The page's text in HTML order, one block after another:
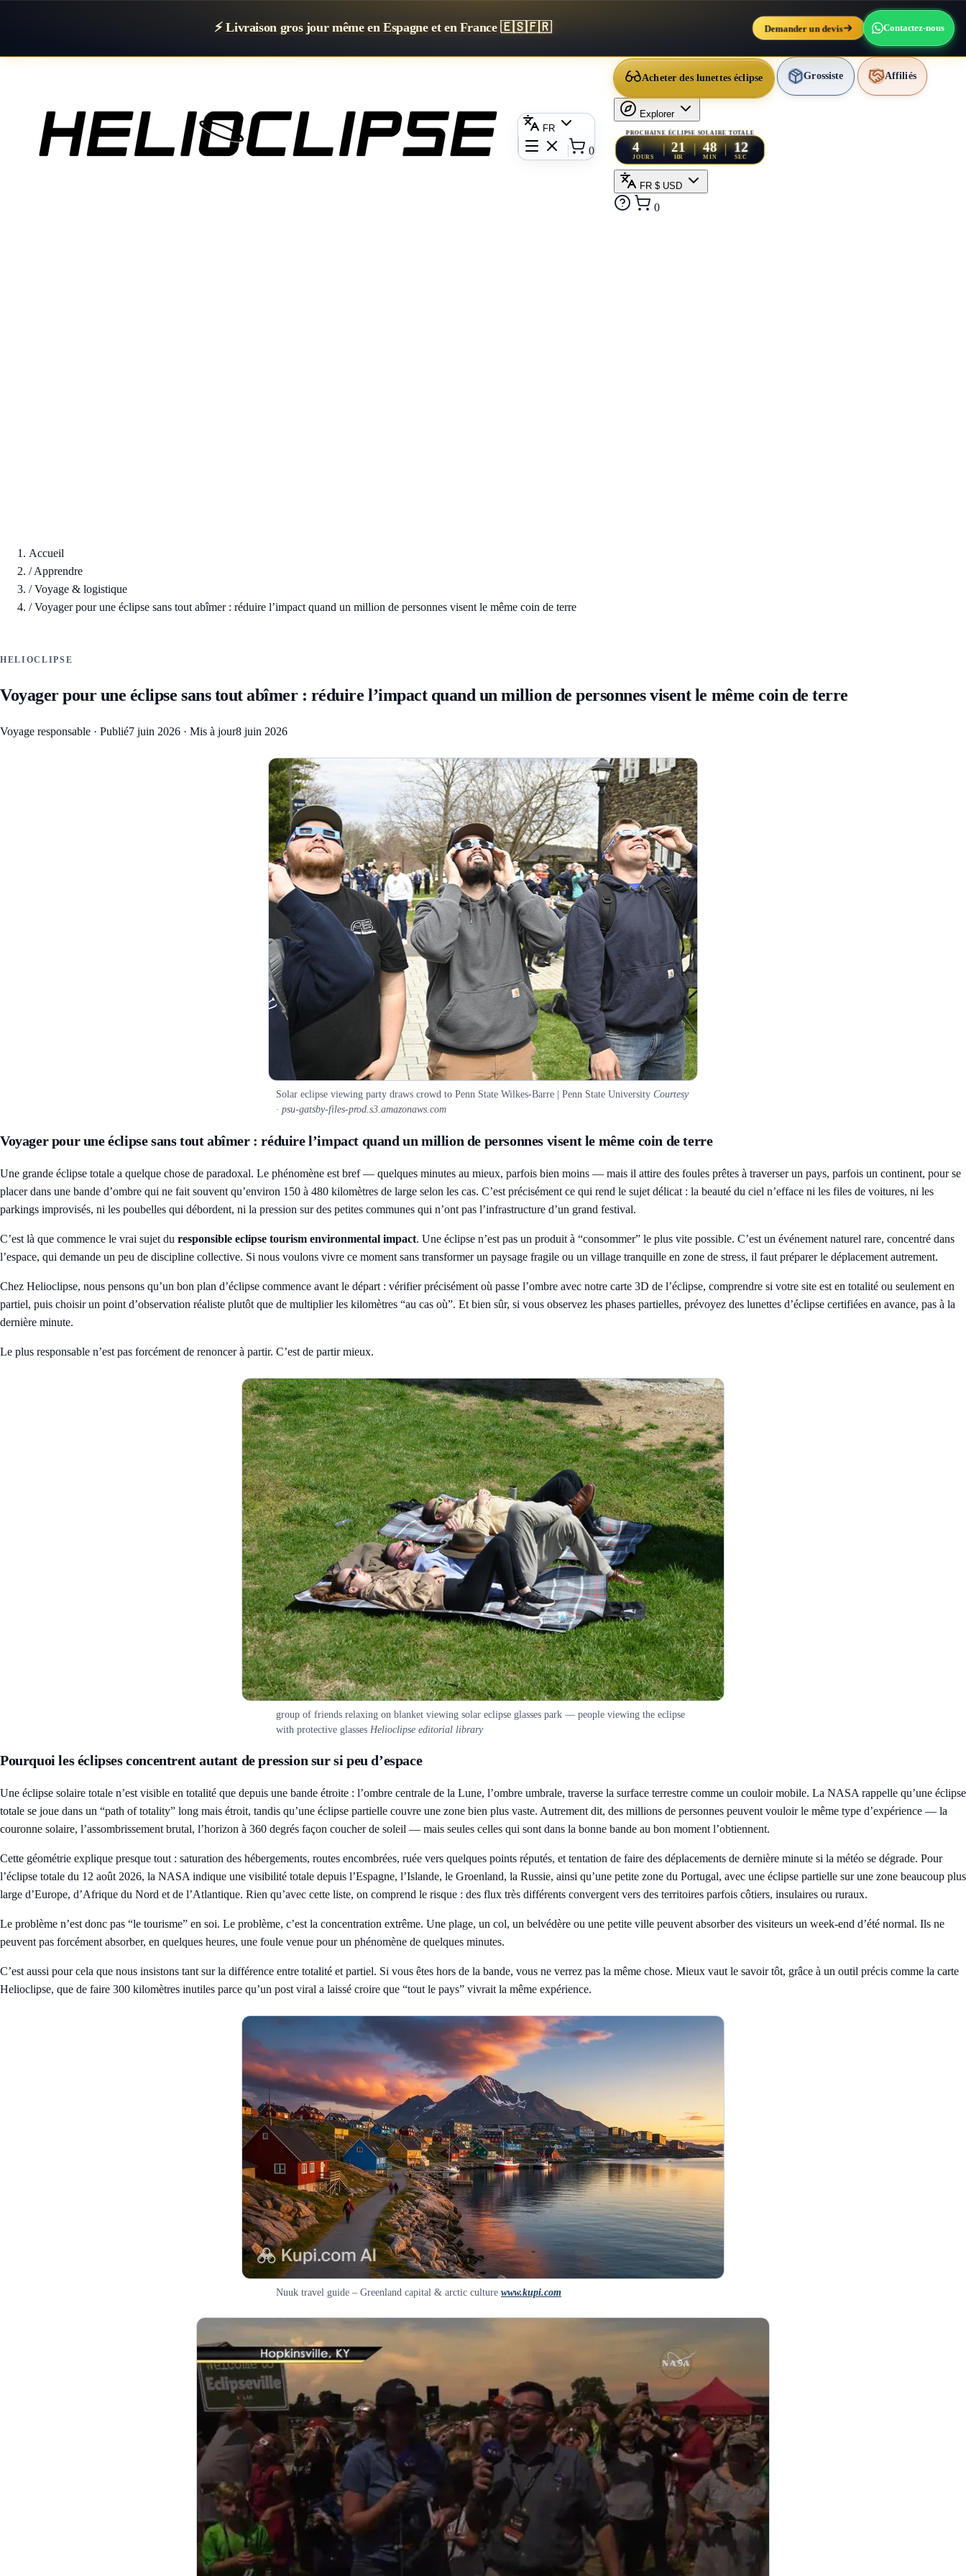
⚡ Livraison gros jour même en Espagne et en France 🇪🇸🇫🇷 Demander un devis Contactez-nous
FR
0
Acheter des lunettes éclipse Grossiste Affiliés
Explorer
PROCHAINE ÉCLIPSE SOLAIRE TOTALE
4
JOURS
21
HR
48
MIN
10
SEC
FR $ USD
0
Accueil
/Apprendre
/Voyage & logistique
/Voyager pour une éclipse sans tout abîmer : réduire l’impact quand un million de personnes visent le même coin de terre
HELIOCLIPSE
Voyager pour une éclipse sans tout abîmer : réduire l’impact quand un million de personnes visent le même coin de terre
Voyage responsable · Publié7 juin 2026 · Mis à jour8 juin 2026
Solar eclipse viewing party draws crowd to Penn State Wilkes-Barre | Penn State University Courtesy
· psu-gatsby-files-prod.s3.amazonaws.com
Voyager pour une éclipse sans tout abîmer : réduire l’impact quand un million de personnes visent le même coin de terre
Une grande éclipse totale a quelque chose de paradoxal. Le phénomène est bref — quelques minutes au mieux, parfois bien moins — mais il attire des foules prêtes à traverser un pays, parfois un continent, pour se
placer dans une bande d’ombre qui ne fait souvent qu’environ 150 à 480 kilomètres de large selon les cas. C’est précisément ce qui rend le sujet délicat : la beauté du ciel n’efface ni les files de voitures, ni les
parkings improvisés, ni les poubelles qui débordent, ni la pression sur des petites communes qui n’ont pas l’infrastructure d’un grand festival.
C’est là que commence le vrai sujet du responsible eclipse tourism environmental impact. Une éclipse n’est pas un produit à “consommer” le plus vite possible. C’est un événement naturel rare, concentré dans
l’espace, qui demande un peu de discipline collective. Si nous voulons vivre ce moment sans transformer un paysage fragile ou un village tranquille en zone de stress, il faut préparer le déplacement autrement.
Chez Helioclipse, nous pensons qu’un bon plan d’éclipse commence avant le départ : vérifier précisément où passe l’ombre avec notre carte 3D de l’éclipse, comprendre si votre site est en totalité ou seulement en
partiel, puis choisir un point d’observation réaliste plutôt que de multiplier les kilomètres “au cas où”. Et bien sûr, si vous observez les phases partielles, prévoyez des lunettes d’éclipse certifiées en avance, pas à la
dernière minute.
Le plus responsable n’est pas forcément de renoncer à partir. C’est de partir mieux.
group of friends relaxing on blanket viewing solar eclipse glasses park — people viewing the eclipse
with protective glasses Helioclipse editorial library
Pourquoi les éclipses concentrent autant de pression sur si peu d’espace
Une éclipse solaire totale n’est visible en totalité que depuis une bande étroite : l’ombre centrale de la Lune, l’ombre umbrale, traverse la surface terrestre comme un couloir mobile. La NASA rappelle qu’une éclipse
totale se joue dans un “path of totality” long mais étroit, tandis qu’une éclipse partielle couvre une zone bien plus vaste. Autrement dit, des millions de personnes peuvent vouloir le même type d’expérience — la
couronne solaire, l’assombrissement brutal, l’horizon à 360 degrés façon coucher de soleil — mais seules celles qui sont dans la bonne bande au bon moment l’obtiennent.
Cette géométrie explique presque tout : saturation des hébergements, routes encombrées, ruée vers quelques points réputés, et tentation de faire des déplacements de dernière minute si la météo se dégrade. Pour
l’éclipse totale du 12 août 2026, la NASA indique une visibilité totale depuis l’Espagne, l’Islande, le Groenland, la Russie, ainsi qu’une petite zone du Portugal, avec une éclipse partielle sur une zone beaucoup plus
large d’Europe, d’Afrique du Nord et de l’Atlantique. Rien qu’avec cette liste, on comprend le risque : des flux très différents convergent vers des territoires parfois côtiers, insulaires ou ruraux.
Le problème n’est donc pas “le tourisme” en soi. Le problème, c’est la concentration extrême. Une plage, un col, un belvédère ou une petite ville peuvent absorber des visiteurs un week-end d’été normal. Ils ne
peuvent pas forcément absorber, en quelques heures, une foule venue pour un phénomène de quelques minutes.
C’est aussi pour cela que nous insistons tant sur la différence entre totalité et partiel. Si vous êtes hors de la bande, vous ne verrez pas la même chose. Mieux vaut le savoir tôt, grâce à un outil précis comme la carte
Helioclipse, que de faire 300 kilomètres inutiles parce qu’un post viral a laissé croire que “tout le pays” vivrait la même expérience.
Nuuk travel guide – Greenland capital & arctic culture www.kupi.com